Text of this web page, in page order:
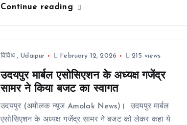
Continue reading
विविध, Udaipur February 12, 2026 215 views
उदयपुर मार्बल एसोसिएशन के अध्यक्ष गजेंद्र
सामर ने किया बजट का स्वागत
उदयपुर (अमोलक न्यूज Amolak News)। उदयपुर मार्बल
एसोसिएशन के अध्यक्ष गजेंद्र सामर ने बजट को लेकर कहा ये